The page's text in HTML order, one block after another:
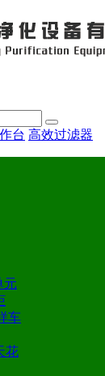
台 高效过滤器
元
车
花